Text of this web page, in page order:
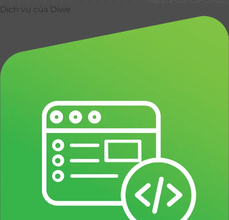
Dịch vụ của Diwe